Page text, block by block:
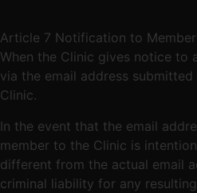
Article 7 Notification to
When the Clinic gives notice to
via the email address
Clinic.
In the event that the email
member to the Clinic is
different from the actual email
criminal liability for any